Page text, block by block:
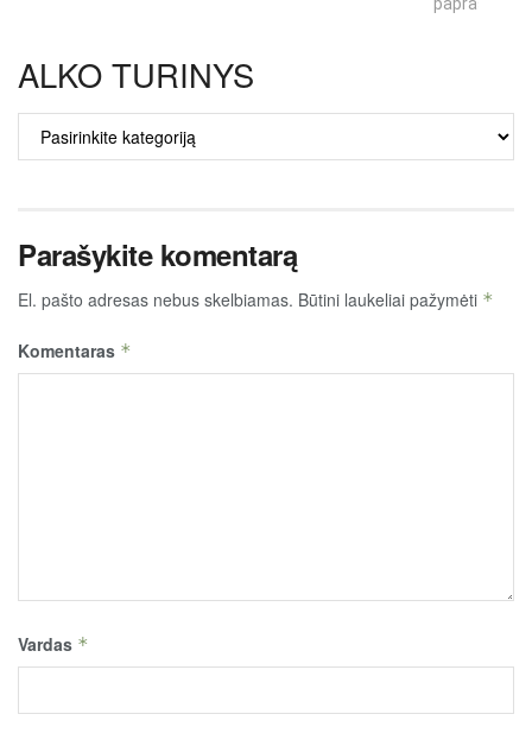
ALKO TURINYS
ALKO
TURINYS
Parašykite komentarą
El. pašto adresas nebus skelbiamas. Būtini laukeliai pažymėti *
Komentaras *
Vardas *